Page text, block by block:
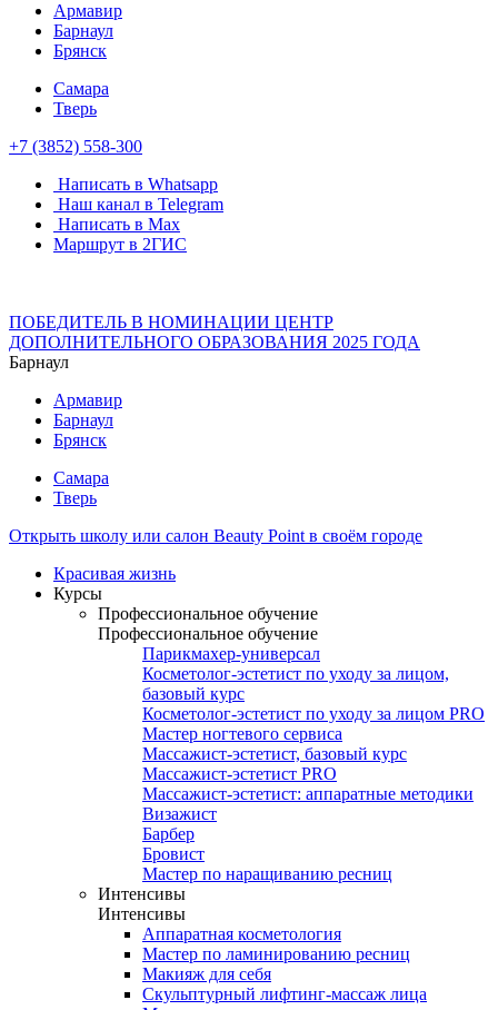
Армавир
Барнаул
Брянск
Самара
Тверь
+7 (3852) 558-300
Написать в Whatsapp
Наш канал в Telegram
Написать в Max
Маршрут в 2ГИС
ПОБЕДИТЕЛЬ В НОМИНАЦИИ ЦЕНТР
ДОПОЛНИТЕЛЬНОГО ОБРАЗОВАНИЯ 2025 ГОДА
Барнаул
Армавир
Барнаул
Брянск
Самара
Тверь
Открыть школу или салон Beauty Point в своём городе
Красивая жизнь
Курсы
Профессиональное обучение
Профессиональное обучение
Парикмахер-универсал
Косметолог-эстетист по уходу за лицом,
базовый курс
Косметолог-эстетист по уходу за лицом PRO
Мастер ногтевого сервиса
Массажист-эстетист, базовый курс
Массажист-эстетист PRO
Массажист-эстетист: аппаратные методики
Визажист
Барбер
Бровист
Мастер по наращиванию ресниц
Интенсивы
Интенсивы
Аппаратная косметология
Мастер по ламинированию ресниц
Макияж для себя
Скульптурный лифтинг-массаж лица